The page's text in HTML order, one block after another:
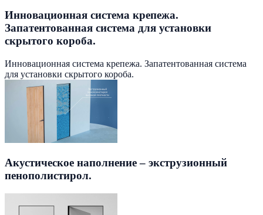
Инновационная система крепежа.
Запатентованная система для установки
скрытого короба.
Инновационная система крепежа. Запатентованная система
для установки скрытого короба.
Акустическое наполнение – экструзионный
пенополистирол.